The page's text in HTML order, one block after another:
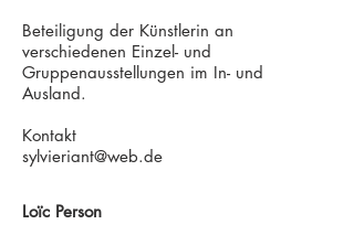
Beteiligung der Künstlerin an
verschiedenen Einzel- und
Gruppenausstellungen im In- und
Ausland.
Kontakt
sylvieriant@web.de
Loïc Person